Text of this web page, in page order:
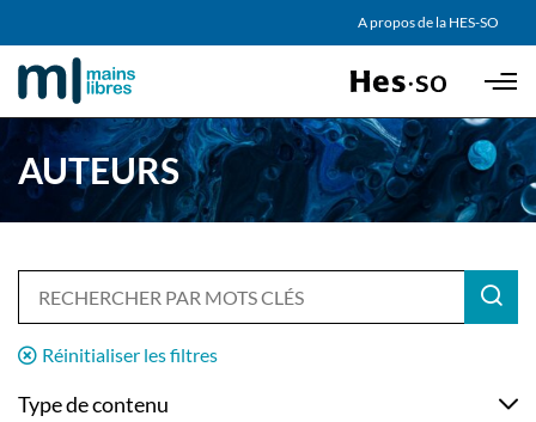
Skip to main content
A propos de la HES-SO
PARTENAIRES
AUTEURS
Réinitialiser les filtres
Type de contenu